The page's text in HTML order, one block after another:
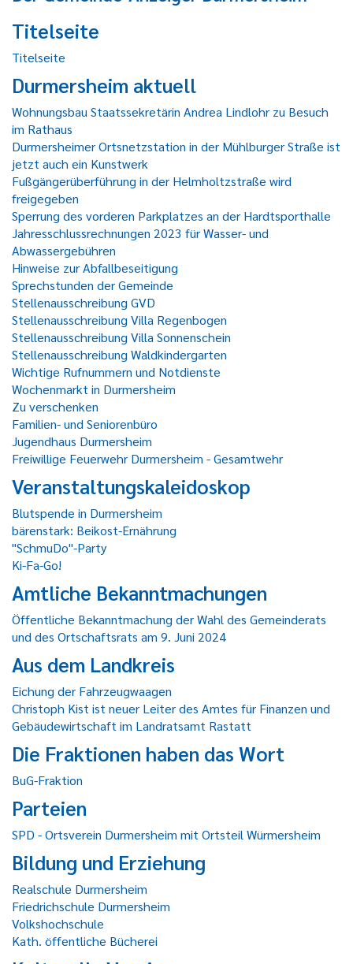
Titelseite
Titelseite
Durmersheim aktuell
Wohnungsbau Staatssekretärin Andrea Lindlohr zu Besuch
im Rathaus
Durmersheimer Ortsnetzstation in der Mühlburger Straße ist
jetzt auch ein Kunstwerk
Fußgängerüberführung in der Helmholtzstraße wird
freigegeben
Sperrung des vorderen Parkplatzes an der Hardtsporthalle
Jahresschlussrechnungen 2023 für Wasser- und
Abwassergebühren
Hinweise zur Abfallbeseitigung
Sprechstunden der Gemeinde
Stellenausschreibung GVD
Stellenausschreibung Villa Regenbogen
Stellenausschreibung Villa Sonnenschein
Stellenausschreibung Waldkindergarten
Wichtige Rufnummern und Notdienste
Wochenmarkt in Durmersheim
Zu verschenken
Familien- und Seniorenbüro
Jugendhaus Durmersheim
Freiwillige Feuerwehr Durmersheim - Gesamtwehr
Veranstaltungskaleidoskop
Blutspende in Durmersheim
bärenstark: Beikost-Ernährung
"SchmuDo"-Party
Ki-Fa-Go!
Amtliche Bekanntmachungen
Öffentliche Bekanntmachung der Wahl des Gemeinderats
und des Ortschaftsrats am 9. Juni 2024
Aus dem Landkreis
Eichung der Fahrzeugwaagen
Christoph Kist ist neuer Leiter des Amtes für Finanzen und
Gebäudewirtschaft im Landratsamt Rastatt
Die Fraktionen haben das Wort
BuG-Fraktion
Parteien
SPD - Ortsverein Durmersheim mit Ortsteil Würmersheim
Bildung und Erziehung
Realschule Durmersheim
Friedrichschule Durmersheim
Volkshochschule
Kath. öffentliche Bücherei